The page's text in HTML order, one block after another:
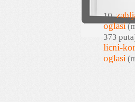
10.
oglasi
373
licni-
oglasi